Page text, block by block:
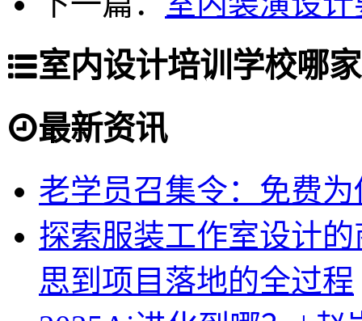
室内设计培训学校哪
最新资讯
老学员召集令：免费
探索服装工作室设计
思到项目落地的全过程